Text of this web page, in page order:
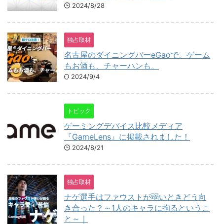
2024/8/28
独占取材
名古屋のダイニングバーeGaoで、ゲーム
もお酒も、チャーハンも。
2024/9/4
トピック
ゲーミングデバイス比較メディア
『GameLens』に掲載されました！
2024/8/21
独占取材
ナゲ選手はファウストが弱いときどう向
き合った？～1人のキャラに拘るというこ
と～｜